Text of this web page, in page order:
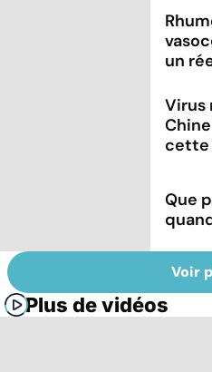
un
Virus
cette
Que
Voir
Plus de vidéos